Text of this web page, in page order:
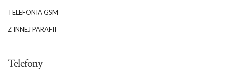
TELEFONIA GSM
Z INNEJ PARAFII
Telefony